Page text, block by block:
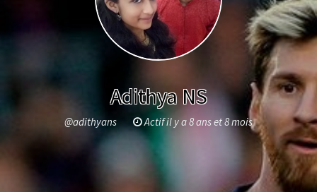
Adithya NS
@adithyans Actif il y a 8 ans et 8 mois